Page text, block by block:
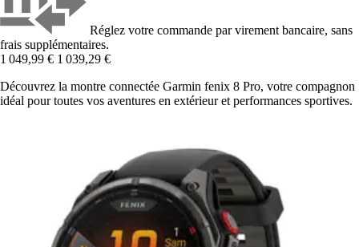
Réglez votre commande par virement bancaire, sans
frais supplémentaires.
1 049,99 € 1 039,29 €
Découvrez la montre connectée Garmin fenix 8 Pro, votre compagnon
idéal pour toutes vos aventures en extérieur et performances sportives.